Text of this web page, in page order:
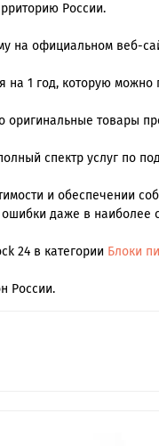
России.
на официальном веб-
1 год, которую можно
товары
спектр услуг по
и обеспечении
даже в наиболее
24 в категории Блоки
России.